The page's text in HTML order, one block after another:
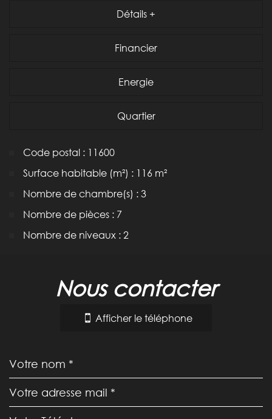
Détails +
Financier
Energie
Quartier
Code postal : 11600
Surface habitable (m²) : 116 m²
Nombre de chambre(s) : 3
Nombre de pièces : 7
Nombre de niveaux : 2
nous contacter
Afficher le téléphone